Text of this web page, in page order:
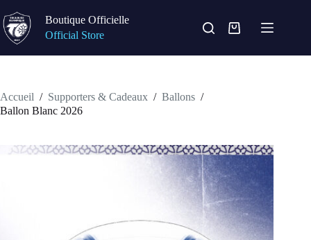
au
contenu
Boutique Officielle
Official Store
Panier
Accueil / Supporters & Cadeaux / Ballons /
Ballon Blanc 2026